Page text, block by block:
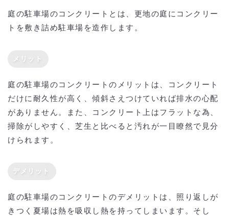
庭の駐車場のコンクリートとは、更地の庭にコンクリー
トを敷き詰め駐車場を造作します。
メリット
庭の駐車場のコンクリートのメリットは、コンクリート
だけに耐久性が高く、傾斜さえつけていれば排水の心配
がありません。また、コンクリート上はフラットな為、
掃除がしやすく、芝生と比べると汚れが一目瞭然で見分
けられます。
デメリット
庭の駐車場のコンクリートのデメリットは、照り返しが
きつく夏場は熱を吸収し熱を持ってしまいます。そし